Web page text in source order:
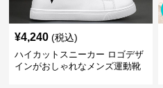
¥4,240 (税込)
ハイカットスニーカー ロゴデザ
インがおしゃれなメンズ運動靴